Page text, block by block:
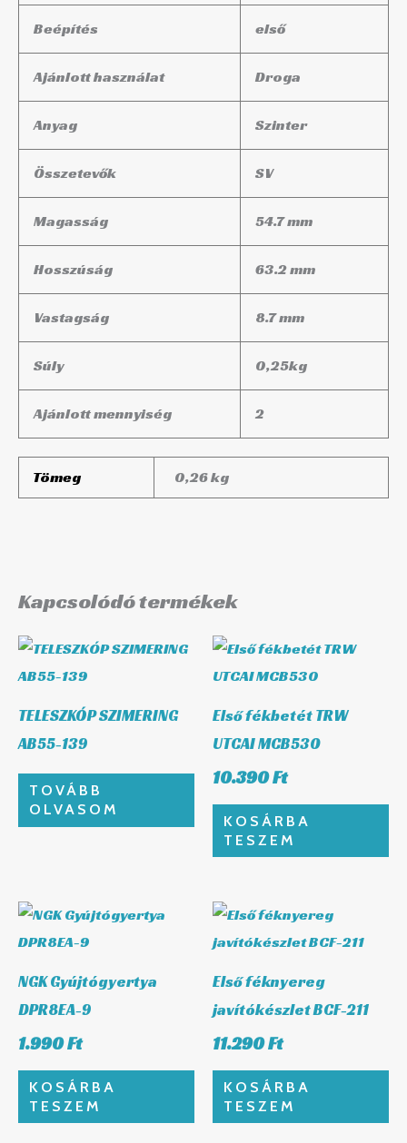
Beépítés első
Ajánlott használat Droga
Anyag Szinter
Összetevők SV
Magasság 54.7 mm
Hosszúság 63.2 mm
Vastagság 8.7 mm
Súly 0,25kg
Ajánlott mennyiség 2
Tömeg 0,26 kg
Kapcsolódó termékek
TELESZKÓP SZIMERING
AB55-139
TOVÁBB
OLVASOM
Első fékbetét TRW
UTCAI MCB530
10.390Ft
KOSÁRBA
TESZEM
NGK Gyújtógyertya
DPR8EA-9
1.990Ft
KOSÁRBA
TESZEM
Első féknyereg
javítókészlet BCF-211
11.290Ft
KOSÁRBA
TESZEM